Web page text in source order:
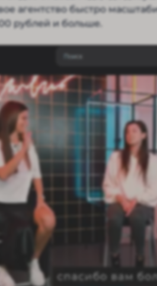
агентство быстро
рублей и больше.